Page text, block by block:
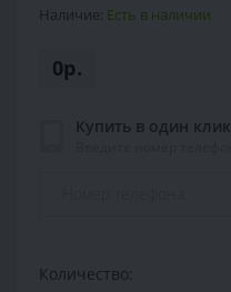
Наличие: Есть в наличии
0р.
Купить в один клик
Количество: